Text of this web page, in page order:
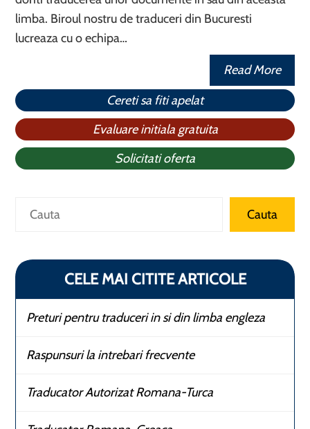
limba. Biroul nostru de traduceri din Bucuresti
lucreaza cu o echipa…
Read More
Cereti sa fiti apelat
Evaluare initiala gratuita
Solicitati oferta
Search Cauta
CELE MAI CITITE ARTICOLE
Preturi pentru traduceri in si din limba engleza
Raspunsuri la intrebari frecvente
Traducator Autorizat Romana-Turca